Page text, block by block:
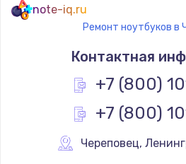
note-iq.ru
Ремонт ноутбуков в
Контактная
+7 (800)
+7 (800)
Череповец,